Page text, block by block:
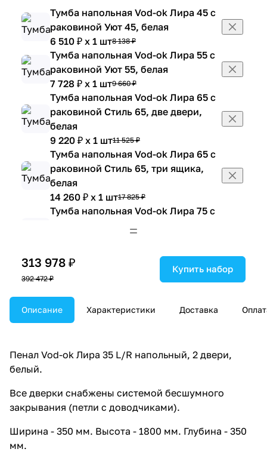
Тумба напольная Vod-ok Лира 45 с
раковиной Уют 45, белая
6 510 ₽ x 1 шт8 138 ₽
Тумба напольная Vod-ok Лира 55 с
раковиной Уют 55, белая
7 728 ₽ x 1 шт9 660 ₽
Тумба напольная Vod-ok Лира 65 с
раковиной Стиль 65, две двери,
белая
9 220 ₽ x 1 шт11 525 ₽
Тумба напольная Vod-ok Лира 65 с
раковиной Стиль 65, три ящика,
белая
14 260 ₽ x 1 шт17 825 ₽
Тумба напольная Vod-ok Лира 75 с
Тумба напольная Vod-ok Лира 75 с
раковиной Лагуна 75, с ящиком,
белая
16 982 ₽ x 1 шт21 227 ₽
Тумба напольная Vod-ok Лира 85 с
19 563 ₽ x 1 шт 24 454 ₽
24 017 ₽ x 1 шт30 021 ₽
Тумба напольная Vod-ok Лира 105 с
белая
313 978 ₽
392 472 ₽
Купить набор
Описание Характеристики Доставка
Пенал Vod-ok Лира 35 L/R напольный, 2 двери,
белый.
Все дверки снабжены системой бесшумного
закрывания (петли с доводчиками).
Ширина - 350 мм. Высота - 1800 мм. Глубина - 350
мм.